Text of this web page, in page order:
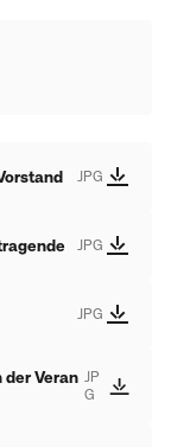
JPG
JPG
JPG
der Veran JP
G